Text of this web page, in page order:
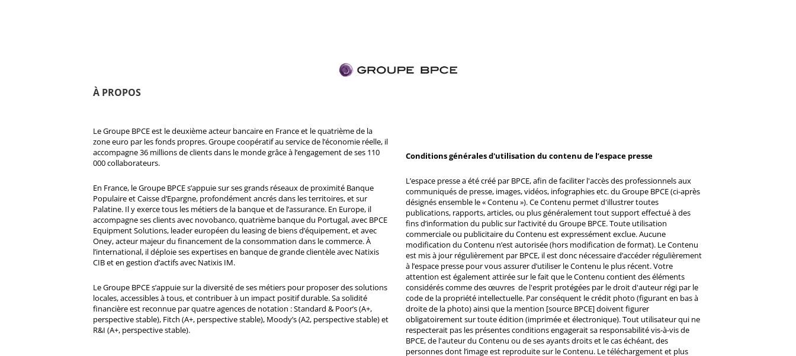
À PROPOS
Le Groupe BPCE est le deuxième acteur bancaire en France et le quatrième de la
zone euro par les fonds propres. Groupe coopératif au service de l’économie réelle, il
accompagne 36 millions de clients dans le monde grâce à l’engagement de ses 110
000 collaborateurs.
En France, le Groupe BPCE s’appuie sur ses grands réseaux de proximité Banque
Populaire et Caisse d’Epargne, profondément ancrés dans les territoires, et sur
Palatine. Il y exerce tous les métiers de la banque et de l’assurance. En Europe, il
accompagne ses clients avec novobanco, quatrième banque du Portugal, avec BPCE
Equipment Solutions, leader européen du leasing de biens d’équipement, et avec
Oney, acteur majeur du financement de la consommation dans le commerce. À
l’international, il déploie ses expertises en banque de grande clientèle avec Natixis
CIB et en gestion d’actifs avec Natixis IM.
Le Groupe BPCE s’appuie sur la diversité de ses métiers pour proposer des solutions
locales, accessibles à tous, et contribuer à un impact positif durable. Sa solidité
financière est reconnue par quatre agences de notation : Standard & Poor’s (A+,
perspective stable), Fitch (A+, perspective stable), Moody’s (A2, perspective stable) et
R&I (A+, perspective stable).
Conditions générales d'utilisation du contenu de l’espace presse
L’espace presse a été créé par BPCE, afin de faciliter l'accès des professionnels aux
communiqués de presse, images, vidéos, infographies etc. du Groupe BPCE (ci-après
désignés ensemble le « Contenu »). Ce Contenu permet d'illustrer toutes
publications, rapports, articles, ou plus généralement tout support effectué à des
fins d’information du public sur l’activité du Groupe BPCE. Toute utilisation
commerciale ou publicitaire du Contenu est expressément exclue. Aucune
modification du Contenu n’est autorisée (hors modification de format). Le Contenu
est mis à jour régulièrement par BPCE, il est donc nécessaire d’accéder régulièrement
à l’espace presse pour vous assurer d’utiliser le Contenu le plus récent. Votre
attention est également attirée sur le fait que le Contenu contient des éléments
considérés comme des œuvres de l'esprit protégées par le droit d'auteur régi par le
code de la propriété intellectuelle. Par conséquent le crédit photo (figurant en bas à
droite de la photo) ainsi que la mention [source BPCE] doivent figurer
obligatoirement sur toute édition (imprimée et électronique). Tout utilisateur qui ne
respecterait pas les présentes conditions engagerait sa responsabilité vis-à-vis de
BPCE, de l'auteur du Contenu ou de ses ayants droits et le cas échéant, des
personnes dont l’image est reproduite sur le Contenu. Le téléchargement et plus